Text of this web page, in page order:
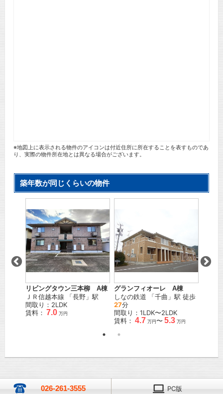
※地図上に表示される物件のアイコンは付近住所に所在することを表すものであ
り、実際の物件所在地とは異なる場合がございます。
築年数が同じくらいの物件
リビングタウン三本柳 A棟
ＪＲ信越本線 「長野 」駅
間取り：2LDK
賃料： 7.0 万円
グランフィオーレ A棟
しなの鉄道 「千曲 」駅 徒歩
27分
間取り：1LDK〜2LDK
賃料： 4.7 万円〜 5.3 万円
026-261-3555 PC版